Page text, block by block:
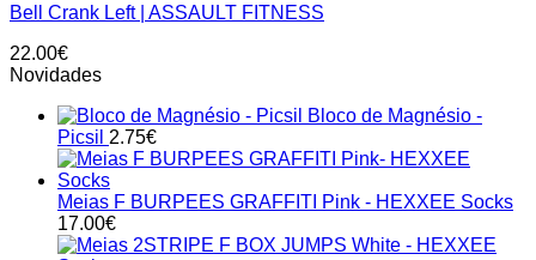
Bell Crank Left | ASSAULT FITNESS
22.00€
Novidades
Bloco de Magnésio -
Picsil 2.75€
Meias F BURPEES GRAFFITI Pink - HEXXEE Socks
17.00€